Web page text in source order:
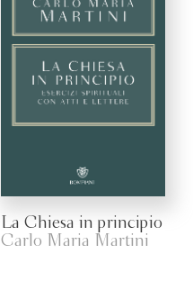
La Chiesa in principio
Carlo Maria Martini